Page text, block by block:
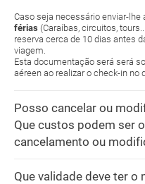
Caso seja necessário enviar-
férias (Caraíbas, circuitos,
reserva cerca de 10 dias antes
viagem.
Esta documentação será será
aéreen ao realizar o check-in no
Posso cancelar ou
Que custos podem ser
cancelamento ou
Que validade deve ter